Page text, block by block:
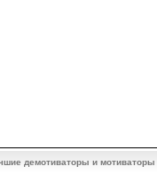
демотиваторы и